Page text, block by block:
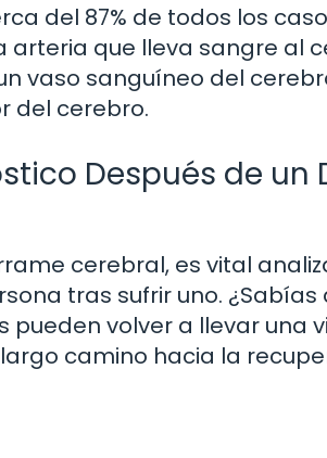
del 87% de todos los
que lleva sangre al
vaso sanguíneo del
del cerebro.
Después de un
cerebral, es vital
tras sufrir uno. ¿Sabías
pueden volver a llevar una
camino hacia la